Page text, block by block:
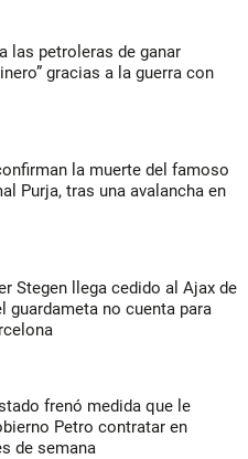
las petroleras de ganar
gracias a la guerra con
muerte del famoso
Purja, tras una avalancha en
Stegen llega cedido al Ajax de
guardameta no cuenta para
frenó medida que le
Petro contratar en
de semana